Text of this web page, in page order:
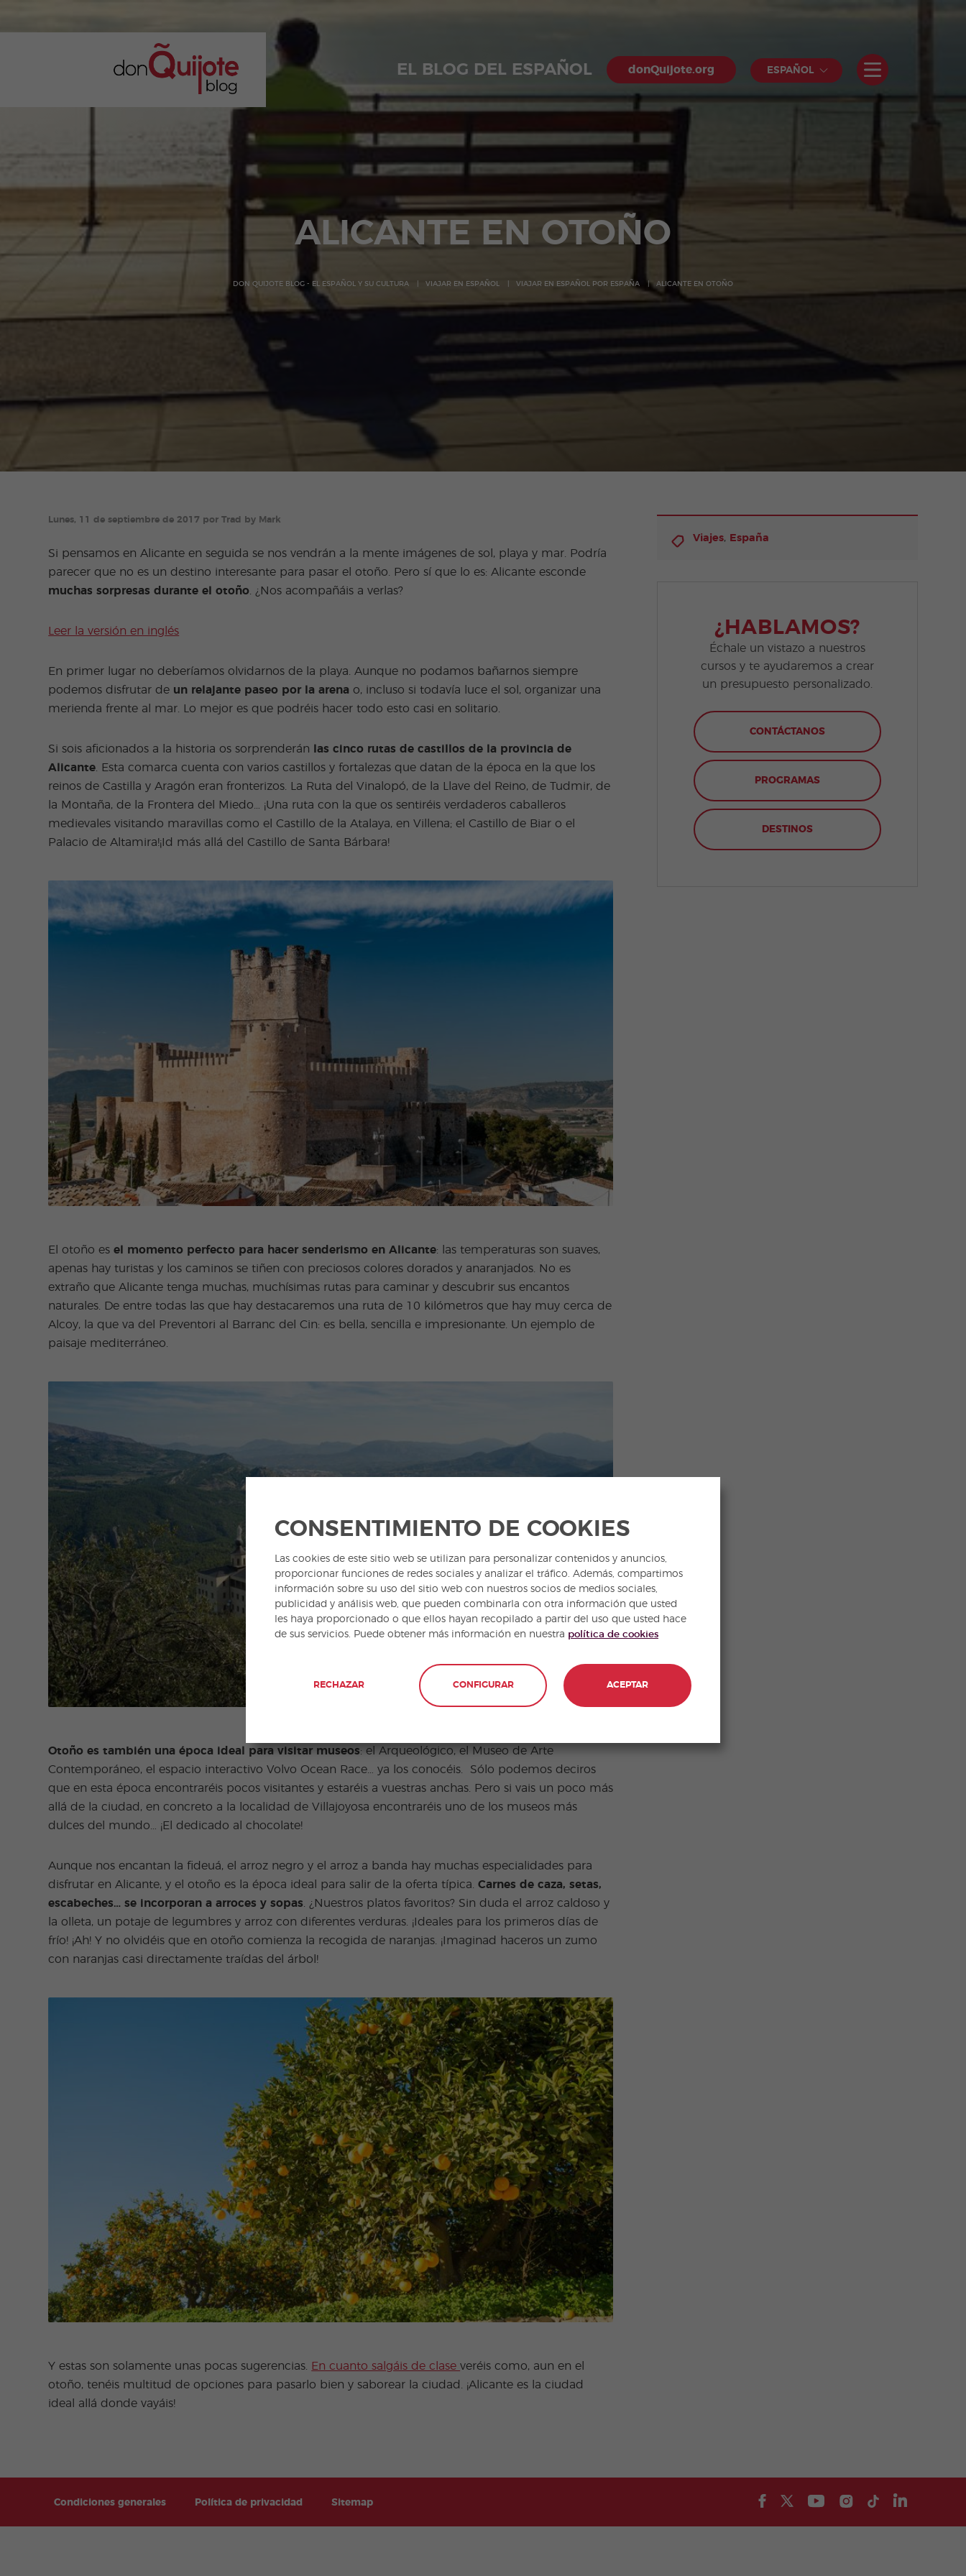
EL BLOG DEL ESPAÑOL donQuijote.org ESPAÑOL
ALICANTE EN OTOÑO
DON QUIJOTE BLOG - EL ESPAÑOL Y SU CULTURA VIAJAR EN ESPAÑOL VIAJAR EN ESPAÑOL POR ESPAÑA ALICANTE EN OTOÑO
Lunes, 11 de septiembre de 2017 por Trad by Mark
Si pensamos en Alicante en seguida se nos vendrán a la mente imágenes de sol, playa y mar. Podría
parecer que no es un destino interesante para pasar el otoño. Pero sí que lo es: Alicante esconde
muchas sorpresas durante el otoño . ¿Nos acompañáis a verlas?
Leer la versión en inglés
En primer lugar no deberíamos olvidarnos de la playa. Aunque no podamos bañarnos siempre
podemos disfrutar de un relajante paseo por la arena o, incluso si todavía luce el sol, organizar una
merienda frente al mar. Lo mejor es que podréis hacer todo esto casi en solitario.
Si sois aficionados a la historia os sorprenderán
las cinco rutas de castillos de la provincia de
Alicante . Esta comarca cuenta con varios castillos y fortalezas que datan de la época en la que los
reinos de Castilla y Aragón eran fronterizos. La Ruta del Vinalopó, de la Llave del Reino, de Tudmir, de
la Montaña, de la Frontera del Miedo… ¡Una ruta con la que os sentiréis verdaderos caballeros
medievales visitando maravillas como el Castillo de la Atalaya, en Villena; el Castillo de Biar o el
Palacio de Altamira!¡Id más allá del Castillo de Santa Bárbara!
El otoño esel momento perfecto para hacer senderismo en Alicante: las temperaturas son suaves,
apenas hay turistas y los caminos se tiñen con preciosos colores dorados y anaranjados. No es
extraño que Alicante tenga muchas, muchísimas rutas para caminar y descubrir sus encantos
naturales. De entre todas las que hay destacaremos una ruta de 10 kilómetros que hay muy cerca de
Alcoy, la que va del Preventori al Barranc del Cin: es bella, sencilla e impresionante. Un ejemplo de
paisaje mediterráneo.
Otoño es también una época ideal para visitar museos: el Arqueológico, el Museo de Arte
Contemporáneo, el espacio interactivo Volvo Ocean Race… ya los conocéis. Sólo podemos deciros
que en esta época encontraréis pocos visitantes y estaréis a vuestras anchas. Pero si vais un poco más
allá de la ciudad, en concreto a la localidad de Villajoyosa encontraréis uno de los museos más
dulces del mundo… ¡El dedicado al chocolate!
Aunque nos encantan la fideuá, el arroz negro y el arroz a banda hay muchas especialidades para
disfrutar en Alicante, y el otoño es la época ideal para salir de la oferta típica.Carnes de caza, setas,
escabeches… se incorporan a arroces y sopas . ¿Nuestros platos favoritos? Sin duda el arroz caldoso y
la olleta, un potaje de legumbres y arroz con diferentes verduras. ¡Ideales para los primeros días de
frío! ¡Ah! Y no olvidéis que en otoño comienza la recogida de naranjas. ¡Imaginad haceros un zumo
con naranjas casi directamente traídas del árbol!
Y estas son solamente unas pocas sugerencias. En cuanto salgáis de claseveréis como, aun en el
otoño, tenéis multitud de opciones para pasarlo bien y saborear la ciudad. ¡Alicante es la ciudad
ideal allá donde vayáis!
Viajes, España
¿HABLAMOS?
Échale un vistazo a nuestros
cursos y te ayudaremos a crear
un presupuesto personalizado.
CONTÁCTANOS
PROGRAMAS
DESTINOS
Condiciones generales Política de privacidad Sitemap
CONSENTIMIENTO DE COOKIES
Las cookies de este sitio web se utilizan para personalizar contenidos y anuncios,
proporcionar funciones de redes sociales y analizar el tráfico. Además, compartimos
información sobre su uso del sitio web con nuestros socios de medios sociales,
publicidad y análisis web, que pueden combinarla con otra información que usted
les haya proporcionado o que ellos hayan recopilado a partir del uso que usted hace
de sus servicios. Puede obtener más información en nuestra política de cookies
RECHAZAR CONFIGURAR ACEPTAR